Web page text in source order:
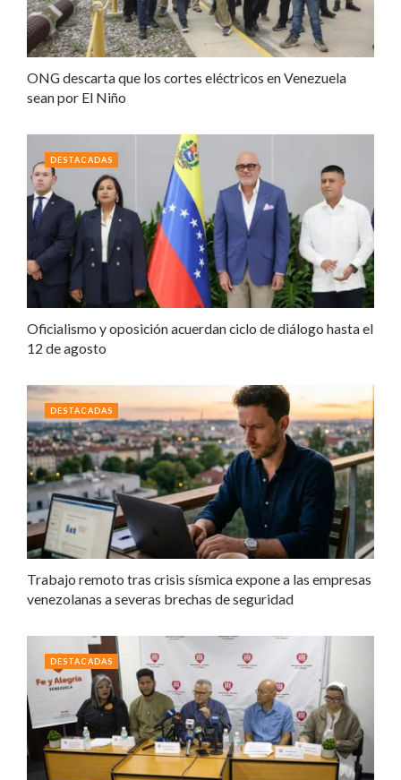
ONG descarta que los cortes eléctricos en Venezuela
sean por El Niño
Oficialismo y oposición acuerdan ciclo de diálogo hasta el
12 de agosto
DESTACADAS
Trabajo remoto tras crisis sísmica expone a las empresas
venezolanas a severas brechas de seguridad
DESTACADAS
DESTACADAS